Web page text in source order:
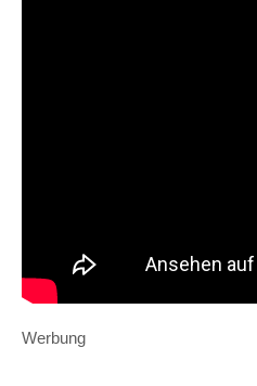
Werbung